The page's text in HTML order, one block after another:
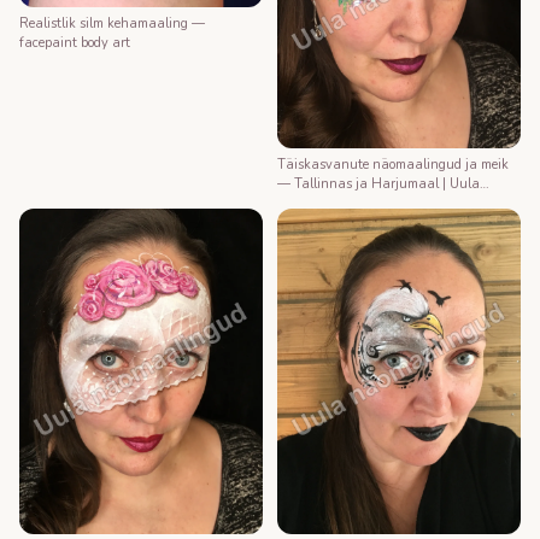
Realistlik silm kehamaaling —
facepaint body art
Täiskasvanute näomaalingud ja meik
— Tallinnas ja Harjumaal | Uula